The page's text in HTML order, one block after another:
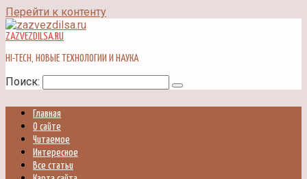
Перейти к контенту
ZAZVEZDILSA.RU
HI-TECH, НОВЫЕ ТЕХНОЛОГИИ И НАУКА
Поиск:
Главная
О сайте
Читаемое
Интересное
Все статьи